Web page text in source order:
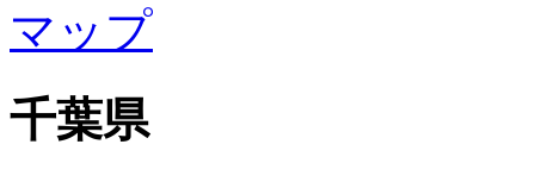
マップ
千葉県